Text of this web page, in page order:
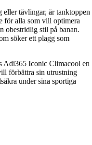
eller tävlingar, är tanktoppen
för alla som vill optimera
obestridlig stil på banan.
söker ett plagg som
Adi365 Iconic Climacool en
förbättra sin utrustning
under sina sportiga